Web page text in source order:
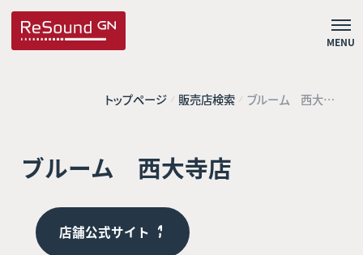
MENU
トップページ 販売店検索 ブルーム 西大寺
店
ブルーム 西大寺店
店舗公式サイト